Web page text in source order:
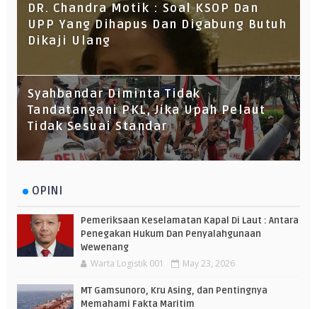
DR. Chandra Motik : Soal KSOP Dan
UPP Yang Dihapus Dan Digabung Butuh
Dikaji Ulang
Syahbandar Diminta Tidak
Tandatangani PKL, Jika Upah Pelaut
Tidak Sesuai Standar
OPINI
Pemeriksaan Keselamatan Kapal Di Laut : Antara
Penegakan Hukum Dan Penyalahgunaan
Wewenang
Warta Logistik 001 May 23, 2026
MT Gamsunoro, Kru Asing, dan Pentingnya
Memahami Fakta Maritim